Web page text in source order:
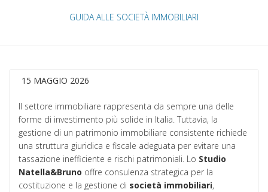
GUIDA ALLE SOCIETÀ IMMOBILIARI
15 MAGGIO 2026
Il settore immobiliare rappresenta da sempre una delle
forme di investimento più solide in Italia. Tuttavia, la
gestione di un patrimonio immobiliare consistente richiede
una struttura giuridica e fiscale adeguata per evitare una
tassazione inefficiente e rischi patrimoniali. Lo Studio
Natella&Bruno offre consulenza strategica per la
costituzione e la gestione di società immobiliari,